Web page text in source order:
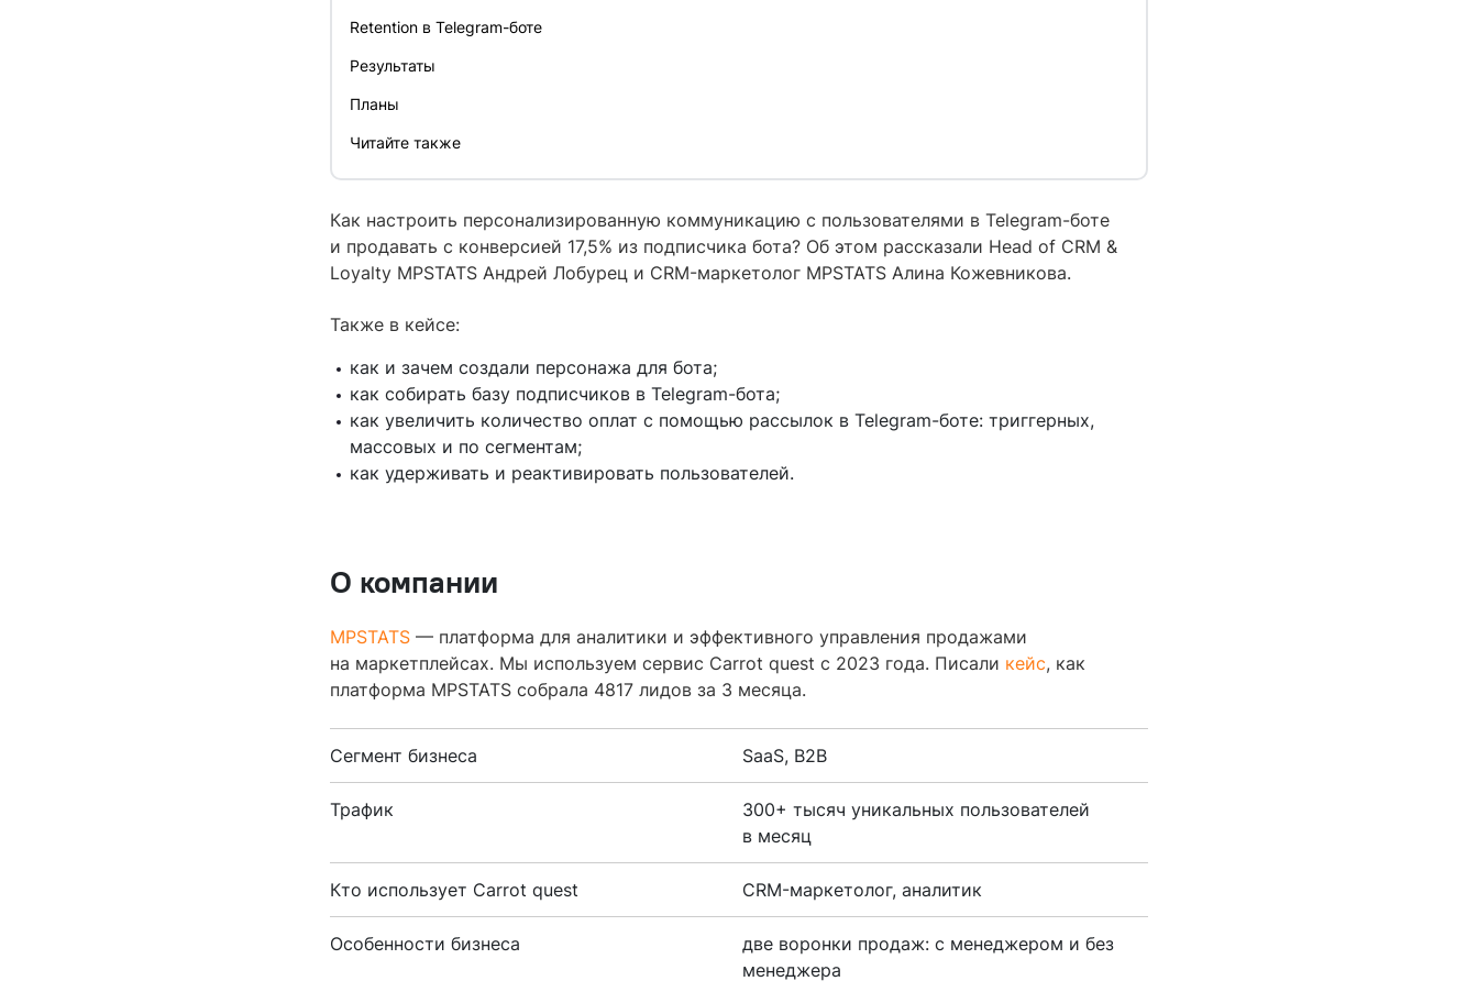
Retention в Telegram-боте
Результаты
Планы
Читайте также
Как настроить персонализированную коммуникацию с пользователями в Telegram-боте
и продавать с конверсией 17,5% из подписчика бота? Об этом рассказали Head of CRM &
Loyalty MPSTATS Андрей Лобурец и CRM-маркетолог MPSTATS Алина Кожевникова.
Также в кейсе:
как и зачем создали персонажа для бота;
как собирать базу подписчиков в Telegram-бота;
как увеличить количество оплат с помощью рассылок в Telegram-боте: триггерных,
массовых и по сегментам;
как удерживать и реактивировать пользователей.
О компании
MPSTATS — платформа для аналитики и эффективного управления продажами
на маркетплейсах. Мы используем сервис Carrot quest с 2023 года. Писали кейс, как
платформа MPSTATS собрала 4817 лидов за 3 месяца.
Сегмент бизнеса SaaS, B2B
Трафик
300+ тысяч уникальных пользователей
в месяц
Кто использует Carrot quest CRM-маркетолог, аналитик
Особенности бизнеса
две воронки продаж: с менеджером и без
менеджера